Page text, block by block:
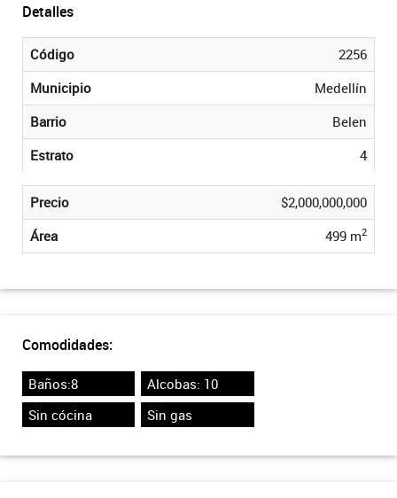
Detalles
Código
2256
Municipio
Medellín
Barrio
Belen
Estrato
4
Precio
$2,000,000,000
Área
499 m2
Comodidades:
Baños:8
Alcobas: 10
Sin cócina
Sin gas